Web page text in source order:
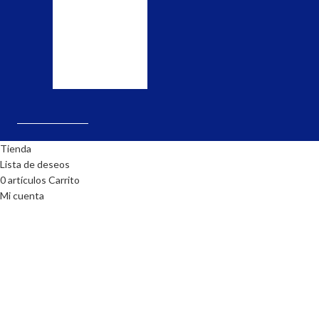
Tienda
Lista de deseos
0artículos Carrito
Mi cuenta